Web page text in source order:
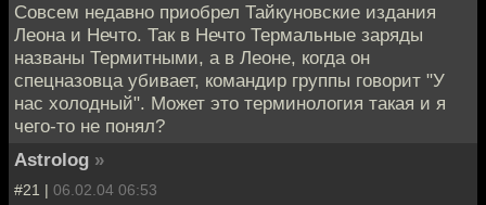
Совсем недавно приобрел Тайкуновские издания
Леона и Нечто. Так в Нечто Термальные заряды
названы Термитными, а в Леоне, когда он
спецназовца убивает, командир группы говорит "У
нас холодный". Может это терминология такая и я
чего-то не понял?
Astrolog »
#21 | 06.02.04 06:53